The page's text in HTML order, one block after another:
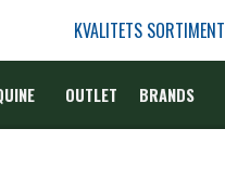
KVALITETS SORTIMENT
OUTLET BRANDS